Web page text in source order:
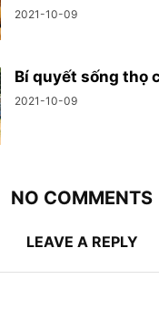
2021-10-09
Bí quyết sống thọ
2021-10-09
NO COMMENTS
LEAVE A REPLY